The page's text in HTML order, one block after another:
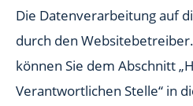
Die Datenverarbeitung auf
durch den
können Sie dem Abschnitt
Verantwortlichen Stelle“ in